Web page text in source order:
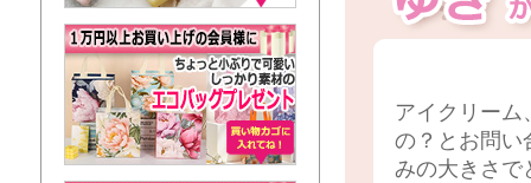
アイクリーム
の？とお問い
みの大きさで